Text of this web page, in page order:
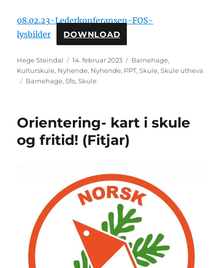
08.02.23-Lederkonferansen-FOS-
lysbilder
DOWNLOAD
Forfattar
Hege Steindal Posta
14. februar 2023 Kategoriar
Barnehage,
Kulturskule, Nyhende, Nyhende, PPT,Skule,Skule utheva
Stikkord
Barnehage,Sfo,Skule
Orientering- kart i skule
og fritid! (Fitjar)